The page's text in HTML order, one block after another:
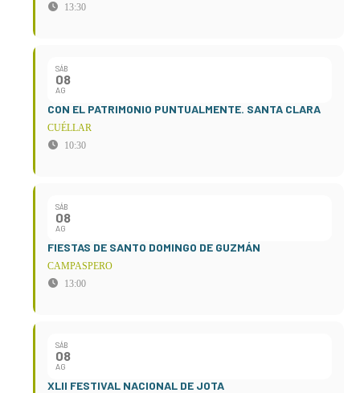
13:30
SÁB
08
AG
CON EL PATRIMONIO PUNTUALMENTE. SANTA CLARA
CUÉLLAR
10:30
SÁB
08
AG
FIESTAS DE SANTO DOMINGO DE GUZMÁN
CAMPASPERO
13:00
SÁB
08
AG
XLII FESTIVAL NACIONAL DE JOTA